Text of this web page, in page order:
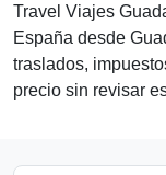
Travel Viajes
España desde
traslados,
precio sin revisar